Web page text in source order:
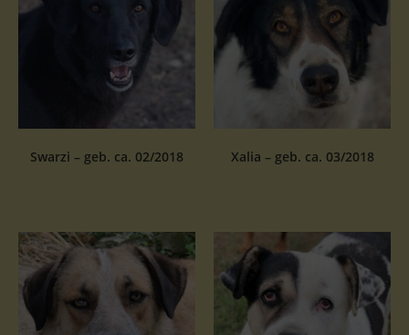
Swarzi – geb. ca. 02/2018 Xalia – geb. ca. 03/2018